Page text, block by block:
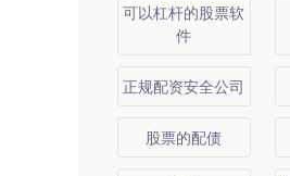
可以杠杆的股票软
件
正规配资安全公司
股票的配债